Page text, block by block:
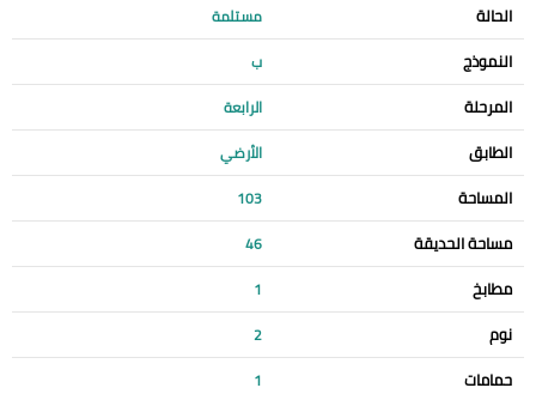
الحالة مستلمة
النموذج ب
المرحلة الرابعة
الطابق الأرضي
المساحة 103
مساحة الحديقة 46
مطابخ 1
نوم 2
حمامات 1